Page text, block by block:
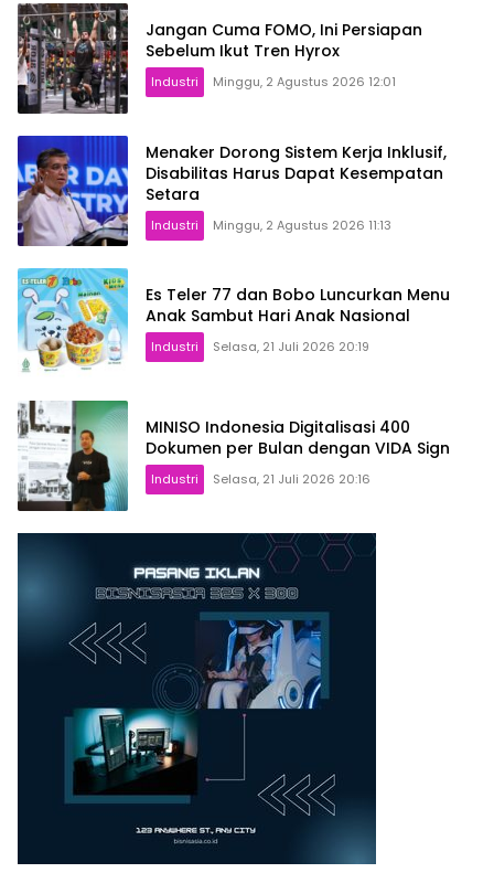
Jangan Cuma FOMO, Ini Persiapan
Sebelum Ikut Tren Hyrox
Industri Minggu, 2 Agustus 2026 12:01
Menaker Dorong Sistem Kerja Inklusif,
Disabilitas Harus Dapat Kesempatan
Setara
Industri Minggu, 2 Agustus 2026 11:13
Es Teler 77 dan Bobo Luncurkan Menu
Anak Sambut Hari Anak Nasional
Industri Selasa, 21 Juli 2026 20:19
MINISO Indonesia Digitalisasi 400
Dokumen per Bulan dengan VIDA Sign
Industri Selasa, 21 Juli 2026 20:16